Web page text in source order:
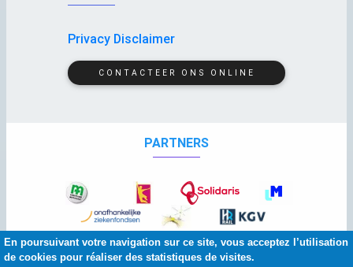
En poursuivant votre navigation sur ce site, vous acceptez l’utilisation
de cookies pour réaliser des statistiques de visites.
Privacy Disclaimer
CONTACTEER ONS ONLINE
PARTNERS
© 2026 Copyright:IMA- AIM| Grafisch ontwerp :